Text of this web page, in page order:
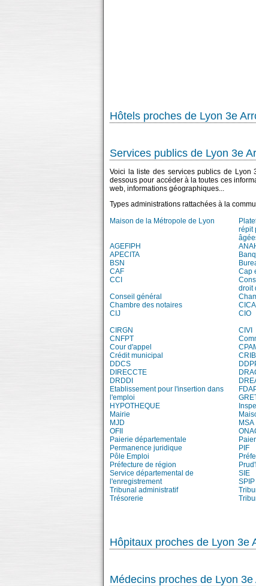
Hôtels proches de Lyon 3e
Services publics de Lyon 3e
Voici la liste des services publics de Lyon
dessous pour accéder à la toutes ces
web, informations géographiques...
Types administrations rattachées à la
Maison de la Métropole de Lyon
répit
AGEFIPH
APECITA
BSN
CAF
Cap
CCI
droit
Conseil général
Chambre des notaires
CIJ
CIO
CIRGN
CIVI
CNFPT
Cour d'appel
Crédit municipal
CRIB
DDCS
DIRECCTE
DRDDI
Etablissement pour l'insertion dans
l'emploi
HYPOTHEQUE
Mairie
MJD
MSA
OFII
Paierie départementale
Permanence juridique
PIF
Pôle Emploi
Préfecture de région
Service départemental de
l'enregistrement
SIE
SPIP
Tribunal administratif
Trésorerie
Hôpitaux proches de Lyon 3e
Médecins proches de Lyon